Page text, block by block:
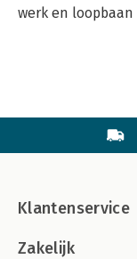
werk en loopbaan
Klantenservice
Zakelijk